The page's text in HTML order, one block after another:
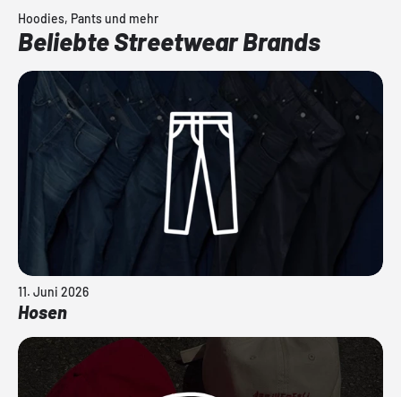
Hoodies, Pants und mehr
Beliebte Streetwear Brands
11. Juni 2026
Hosen